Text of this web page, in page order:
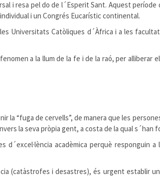
i resa pel do de l´Esperit Sant. Aquest període
i un Congrés Eucarístic continental.
Universitats Catòliques d´Àfrica i a les
a la llum de la fe i de la raó, per alliberar
“fuga de cervells”, de manera que les
la seva pròpia gent, a costa de la qual s´han
acadèmica perquè responguin
(catàstrofes i desastres), és urgent establir